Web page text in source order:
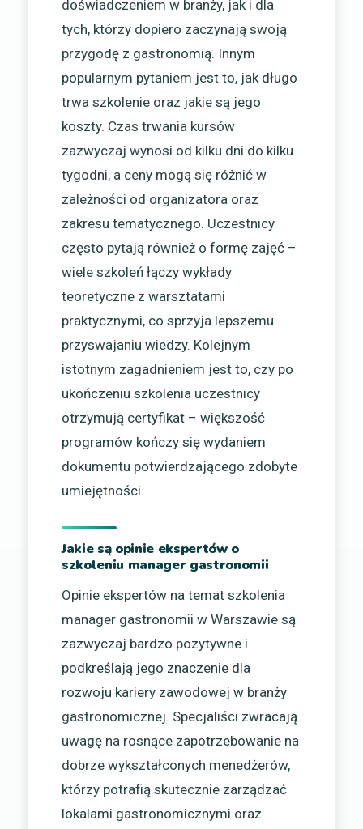
doświadczeniem w branży, jak i dla
tych, którzy dopiero zaczynają swoją
przygodę z gastronomią. Innym
popularnym pytaniem jest to, jak długo
trwa szkolenie oraz jakie są jego
koszty. Czas trwania kursów
zazwyczaj wynosi od kilku dni do kilku
tygodni, a ceny mogą się różnić w
zależności od organizatora oraz
zakresu tematycznego. Uczestnicy
często pytają również o formę zajęć –
wiele szkoleń łączy wykłady
teoretyczne z warsztatami
praktycznymi, co sprzyja lepszemu
przyswajaniu wiedzy. Kolejnym
istotnym zagadnieniem jest to, czy po
ukończeniu szkolenia uczestnicy
otrzymują certyfikat – większość
programów kończy się wydaniem
dokumentu potwierdzającego zdobyte
umiejętności.
Jakie są opinie ekspertów o
szkoleniu manager gastronomii
Opinie ekspertów na temat szkolenia
manager gastronomii w Warszawie są
zazwyczaj bardzo pozytywne i
podkreślają jego znaczenie dla
rozwoju kariery zawodowej w branży
gastronomicznej. Specjaliści zwracają
uwagę na rosnące zapotrzebowanie na
dobrze wykształconych menedżerów,
którzy potrafią skutecznie zarządzać
lokalami gastronomicznymi oraz